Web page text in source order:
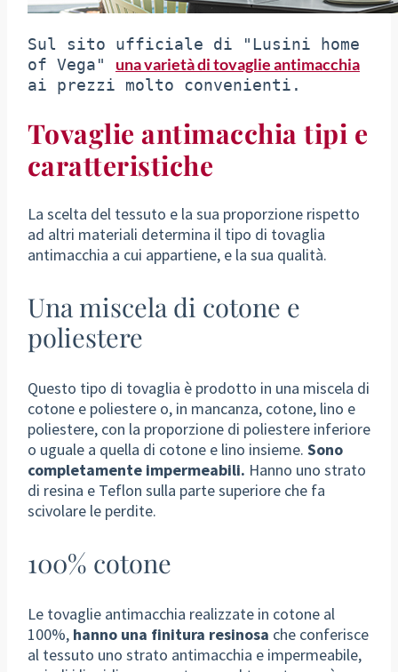
Sul sito ufficiale di "Lusini home
of Vega" una varietà di tovaglie antimacchia
ai prezzi molto convenienti.
Tovaglie antimacchia tipi e
caratteristiche
La scelta del tessuto e la sua proporzione rispetto
ad altri materiali determina il tipo di tovaglia
antimacchia a cui appartiene, e la sua qualità.
Una miscela di cotone e
poliestere
Questo tipo di tovaglia è prodotto in una miscela di
cotone e poliestere o, in mancanza, cotone, lino e
poliestere, con la proporzione di poliestere inferiore
o uguale a quella di cotone e lino insieme. Sono
completamente impermeabili. Hanno uno strato
di resina e Teflon sulla parte superiore che fa
scivolare le perdite.
100% cotone
Le tovaglie antimacchia realizzate in cotone al
100%,hanno una finitura resinosa che conferisce
al tessuto uno strato antimacchia e impermeabile,